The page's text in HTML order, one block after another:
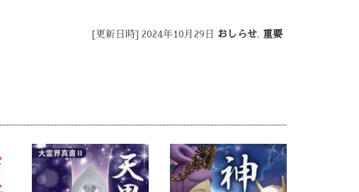
[更新日時] 2024年10月29日 おしらせ 重要